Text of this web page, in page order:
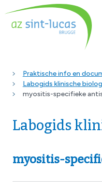
Praktische info en
Labogids klinische
myositis-specifieke
Labogids
myositis-